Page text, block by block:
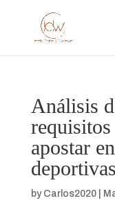
Análisis
requisitos
apostar
by Carlos2020|